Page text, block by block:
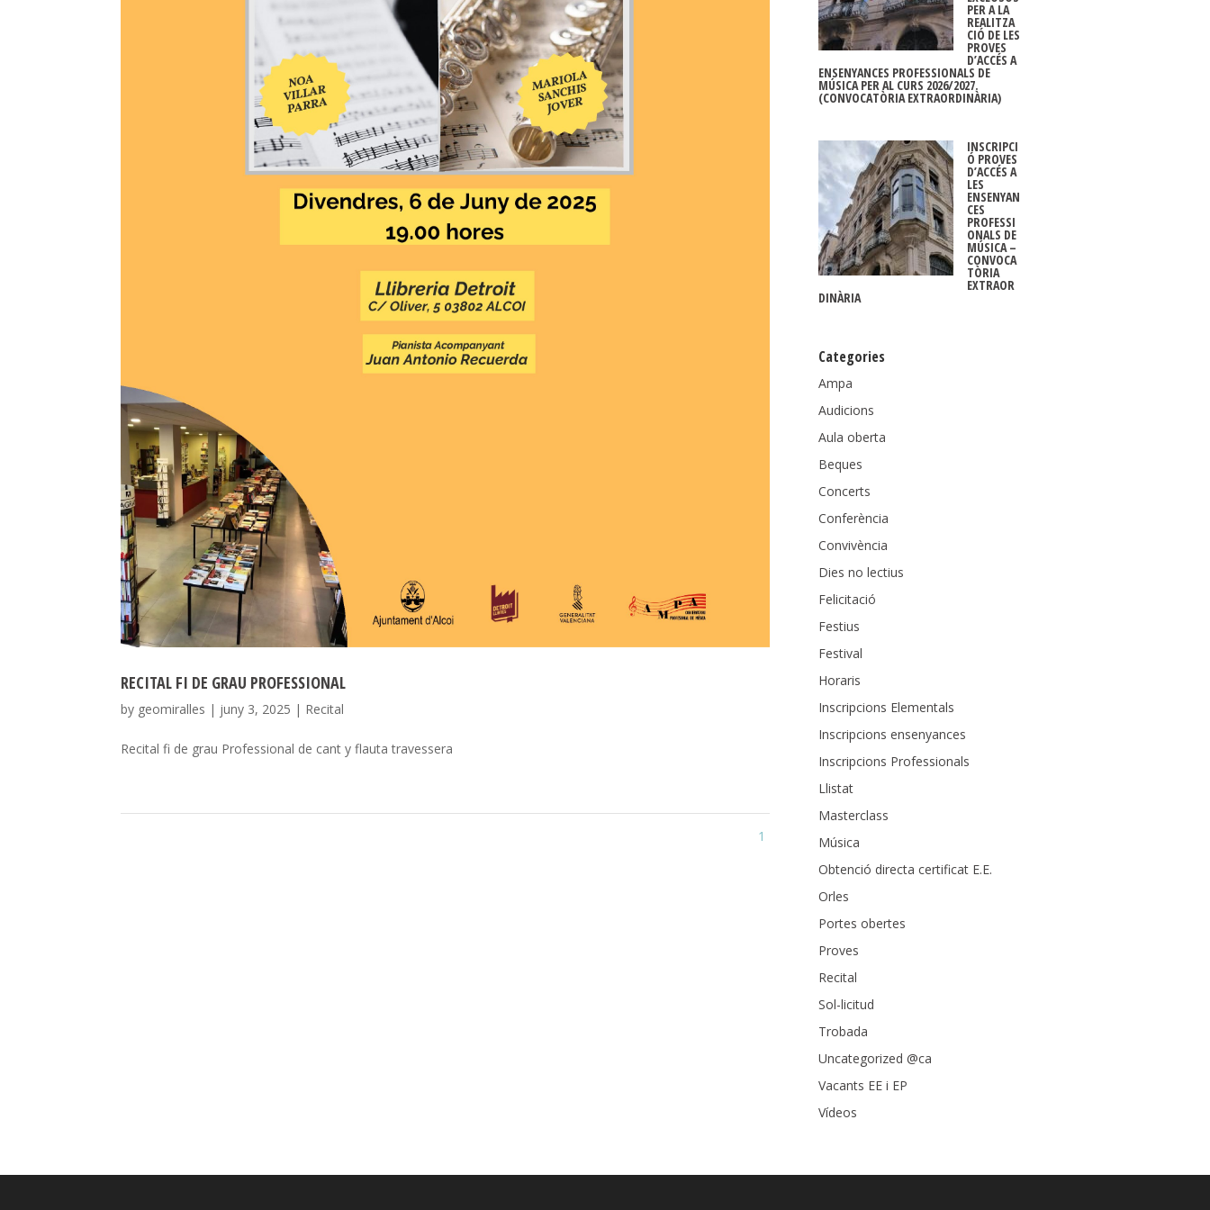
RECITAL FI DE GRAU PROFESSIONAL
by geomiralles | juny 3, 2025 | Recital
Recital fi de grau Professional de cant y flauta travessera
1
PER A LA
REALITZA
CIÓ DE LES
PROVES
D’ACCÉS A
ENSENYANCES PROFESSIONALS DE
MÚSICA PER AL CURS 2026/2027.
(CONVOCATÒRIA EXTRAORDINÀRIA)
INSCRIPCI
Ó PROVES
D’ACCÉS A
LES
ENSENYAN
CES
PROFESSI
ONALS DE
MÚSICA –
CONVOCA
TÒRIA
EXTRAOR
DINÀRIA
Categories
Ampa
Audicions
Aula oberta
Beques
Concerts
Conferència
Convivència
Dies no lectius
Felicitació
Festius
Festival
Horaris
Inscripcions Elementals
Inscripcions ensenyances
Inscripcions Professionals
Llistat
Masterclass
Música
Obtenció directa certificat E.E.
Orles
Portes obertes
Proves
Recital
Sol-licitud
Trobada
Uncategorized @ca
Vacants EE i EP
Vídeos